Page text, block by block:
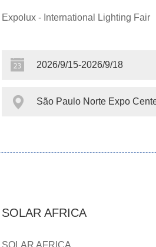
Expolux - International Lighting Fair
2026/9/15-2026/9/18
São Paulo Norte Expo
SOLAR AFRICA
SOLAR AFRICA